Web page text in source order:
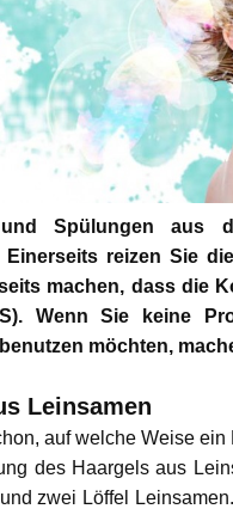
Spülungen aus
Einerseits reizen Sie
machen, dass die
Wenn Sie keine
möchten,
Leinsamen
auf welche Weise
des Haargels aus
zwei Löffel